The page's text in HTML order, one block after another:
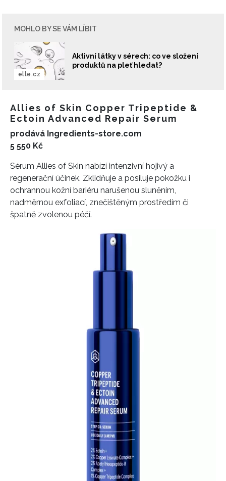
MOHLO BY SE VÁM LÍBIT
Aktivní látky v sérech: co ve složení
produktů na pleť hledat?
elle.cz
Allies of Skin Copper Tripeptide &
Ectoin Advanced Repair Serum
prodává Ingredients-store.com
5 550 Kč
Sérum Allies of Skin nabízí intenzivní hojivý a
regenerační účinek. Zklidňuje a posiluje pokožku i
ochrannou kožní bariéru narušenou sluněním,
nadměrnou exfoliací, znečištěným prostředím či
špatně zvolenou péčí.